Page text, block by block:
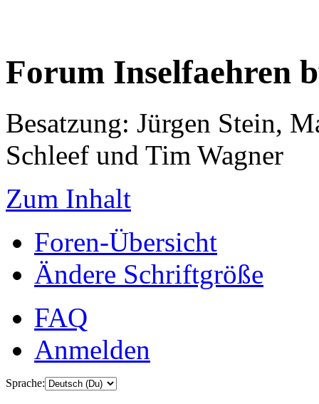
Forum Inselfaehren
Besatzung: Jürgen Stein,
Schleef und Tim Wagner
Zum Inhalt
Foren-Übersicht
Ändere Schriftgröße
FAQ
Anmelden
Sprache: